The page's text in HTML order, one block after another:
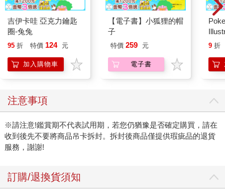
吉伊卡哇 亞克力鑰匙
圈-兔兔
95 折 特價 124 元
加入購物車
【電子書】小狐狸的帽
子
特價 259 元
電子書
9 折
注意事項
※請注意!鑑賞期不代表試用期，若您仍猶豫是否確定購買，請在
收到後先不要將商品吊卡拆封。拆封後商品僅提供瑕疵品的退貨
服務，謝謝!
訂購/退換貨須知